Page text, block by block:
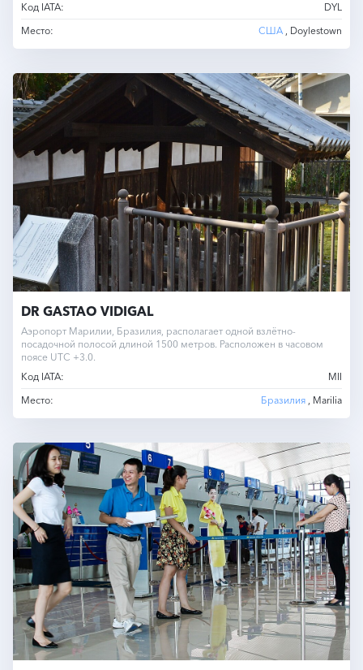
Код IATA:
DYL
Место:
США , Doylestown
DR GASTAO VIDIGAL
Аэропорт Марилии, Бразилия, располагает одной взлётно-
посадочной полосой длиной 1500 метров. Расположен в часовом
поясе UTC +3.0.
Код IATA:
MII
Место:
Бразилия , Marilia